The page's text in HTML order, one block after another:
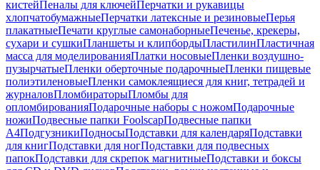
кистейПеналы для ключейПерчатки и рукавицы
хлопчатобумажныеПерчатки латексные и резиновыеПерья
плакатныеПечати круглые самонаборныеПеченье, крекеры,
сухари и сушкиПланшеты и клипбордыПластилинПластичная
масса для моделированияПлатки носовыеПленки воздушно-
пузырчатыеПленки оберточные подарочныеПленки пищевые
полиэтиленовыеПленки самоклеящиеся для книг, тетрадей и
журналовПломбираторыПломбы для
опломбированияПодарочные наборы с ножомПодарочные
ножиПодвесные папки FoolscapПодвесные папки
А4ПодгузникиПодносыПодставки для календаряПодставки
для книгПодставки для ногПодставки для подвесных
папокПодставки для скрепок магнитныеПодставки и боксы